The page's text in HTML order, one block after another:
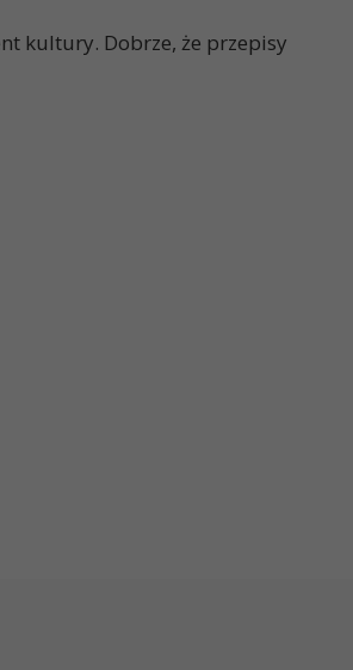
kultury. Dobrze, że przepisy